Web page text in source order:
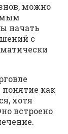
можно
начать
с
как
хотя
встроено